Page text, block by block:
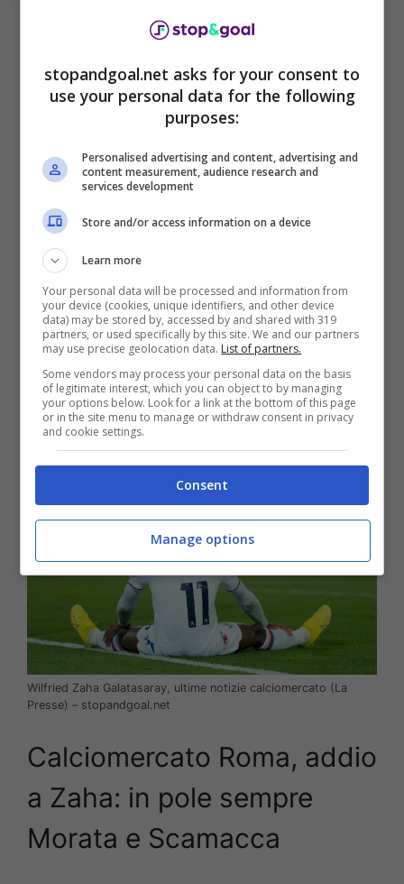
notizie di calciomercato:
sfuma la pista Roma
per l’arrivo di un nuovo attaccante. Dopo
Bakambu, ilGalatasarayha messo a segno
anche il colpo
bravi a sostituire MauroIcardi, che è tornato al
Psg dopo il prestito in Turchia. La squadra
giallorossa è riuscita a concludere questa
doppia operazione prelevando due attaccanti di
buon livello per il campionato turco. Sfuma,
dunque, una pista di mercato per Lazio e Roma
alla fine il calciatore ha deciso di trasferirsi in
Turchia.
Wilfried Zaha Galatasaray, ultime notizie calciomercato (La
Presse) – stopandgoal.net
Calciomercato Roma, addio
a Zaha: in pole sempre
Morata e Scamacca
stopandgoal.net asks for your consent to
use your personal data for the following
purposes:
Personalised advertising and content, advertising and
content measurement, audience research and
services development
Store and/or access information on a device
Learn more
Your personal data will be processed and information from
your device (cookies, unique identifiers, and other device
data) may be stored by, accessed by and shared with 319
partners, or used specifically by this site. We and our partners
may use precise geolocation data. List of partners.
Some vendors may process your personal data on the basis
of legitimate interest, which you can object to by managing
your options below. Look for a link at the bottom of this page
or in the site menu to manage or withdraw consent in privacy
and cookie settings.
Consent
Manage options